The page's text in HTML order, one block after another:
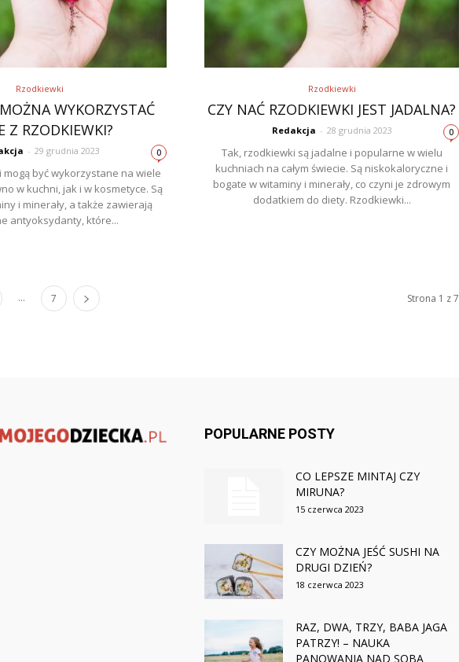
Rzodkiewki
WYKORZYSTAĆ
Z RZODKIEWKI?
- 29 grudnia 2023 0
mogą być wykorzystane na wiele
w kuchni, jak i w kosmetyce. Są
i minerały, a także zawierają
antyoksydanty, które...
Rzodkiewki
CZY NAĆ RZODKIEWKI JEST JADALNA?
Redakcja - 28 grudnia 2023 0
Tak, rzodkiewki są jadalne i popularne w wielu
kuchniach na całym świecie. Są niskokaloryczne i
bogate w witaminy i minerały, co czyni je zdrowym
dodatkiem do diety. Rzodkiewki...
... 7 Strona 1 z 7
POPULARNE POSTY
CO LEPSZE MINTAJ CZY
MIRUNA?
15 czerwca 2023
CZY MOŻNA JEŚĆ SUSHI NA
DRUGI DZIEŃ?
18 czerwca 2023
RAZ, DWA, TRZY, BABA JAGA
PATRZY! – NAUKA
PANOWANIA NAD SOBĄ